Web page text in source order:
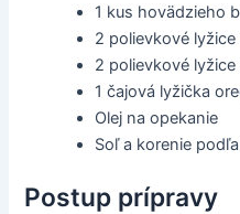
1 kus hovädzieho
2 polievkové
2 polievkové
1 čajová lyžička
Olej na opekanie
Soľ a korenie
Postup prípravy